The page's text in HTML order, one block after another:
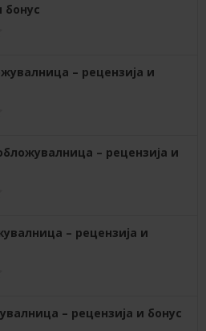
бонус
– рецензија и
– рецензија и
– рецензија и
– рецензија и бонус